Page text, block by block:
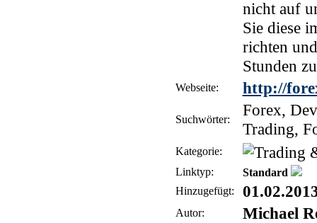
nicht auf
Sie diese
richten
Stunden
Webseite: http://
Suchwörter:
Forex,
Trading,
Kategorie:
Linktyp:
Standard
Hinzugefügt:
Autor: Michael